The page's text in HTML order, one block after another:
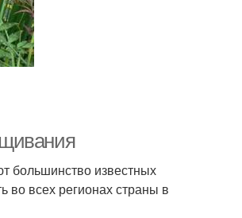
большинство известных
всех регионах страны в